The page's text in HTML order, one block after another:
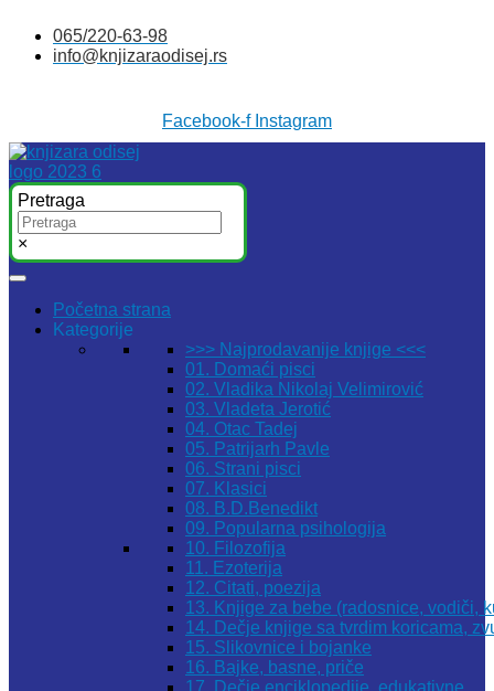
sadržaj
065/220-63-98
info@knjizaraodisej.rs
Facebook-f Instagram
Pretraga
×
Početna strana
Kategorije
>>> Najprodavanije knjige <<<
01. Domaći pisci
02. Vladika Nikolaj Velimirović
03. Vladeta Jerotić
04. Otac Tadej
05. Patrijarh Pavle
06. Strani pisci
07. Klasici
08. B.D.Benedikt
09. Popularna psihologija
10. Filozofija
11. Ezoterija
12. Citati, poezija
13. Knjige za bebe (radosnice, vodiči,
14. Dečje knjige sa tvrdim koricama,
15. Slikovnice i bojanke
16. Bajke, basne, priče
17. Dečje enciklopedije, edukativne